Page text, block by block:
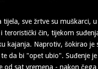
sve žrtve su muškarci,
čin, tijekom
kajanja. Naprotiv, šokirao je
da bi "opet ubio". Suđenje
od sat vremena - nakon